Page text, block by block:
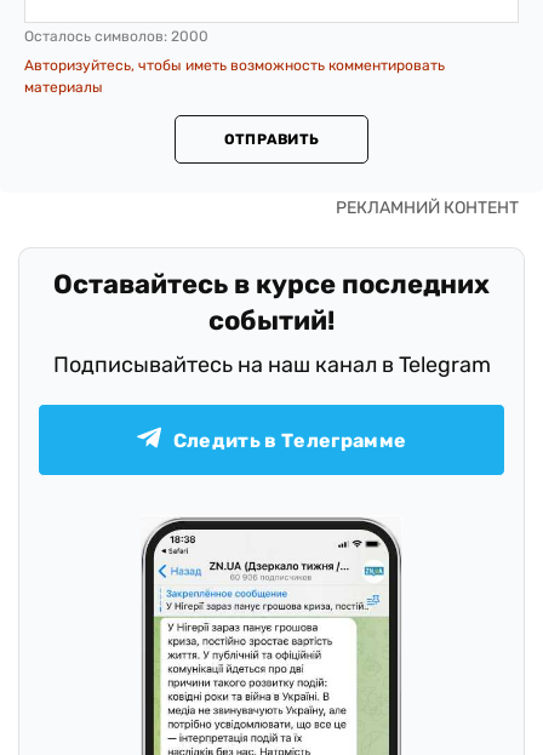
Осталось символов: 2000
Авторизуйтесь, чтобы иметь возможность комментировать
материалы
ОТПРАВИТЬ
Оставайтесь в курсе последних
событий!
Подписывайтесь на наш канал в Telegram
Следить в Телеграмме